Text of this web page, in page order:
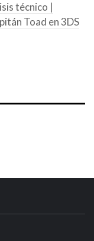
técnico |
Toad en 3DS